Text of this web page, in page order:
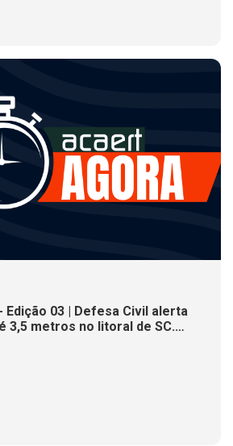
Edição 03 | Defesa Civil alerta
3,5 metros no litoral de SC.